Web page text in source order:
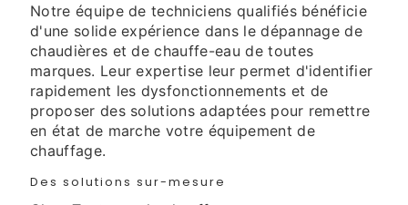
Notre équipe de techniciens qualifiés bénéficie
d'une solide expérience dans le dépannage de
chaudières et de chauffe-eau de toutes
marques. Leur expertise leur permet d'identifier
rapidement les dysfonctionnements et de
proposer des solutions adaptées pour remettre
en état de marche votre équipement de
chauffage.
Des solutions sur-mesure